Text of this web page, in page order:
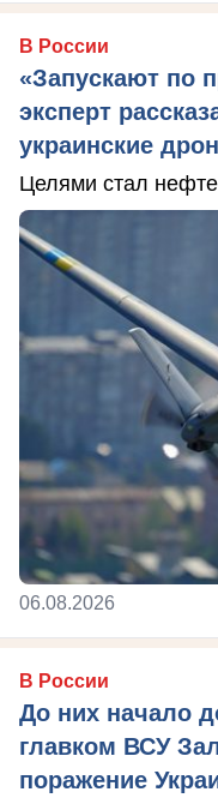
В России
«Запускают по
эксперт
украинские
Целями стал
06.08.2026
В России
До них начало
главком ВСУ
поражение